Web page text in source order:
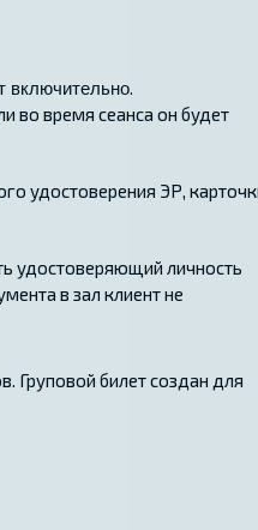
включительно.
во время сеанса он будет
удостоверения ЭР,
удостоверяющий личность
в зал клиент не
Груповой билет создан для